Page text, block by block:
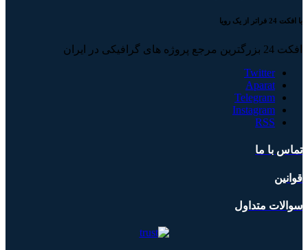
با افکت 24 فراتر از یک رویا
افکت 24 بزرگترین مرجع پروژه های گرافیکی در ایران
Twitter
Aparat
Telegram
Instagram
RSS
تماس با ما
قوانین
سوالات متداول